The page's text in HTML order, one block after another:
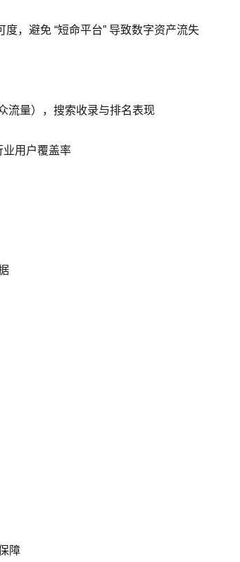
，避免 “短命平台” 导致数字资产流失
流量），搜索收录与排名表现
业用户覆盖率
障